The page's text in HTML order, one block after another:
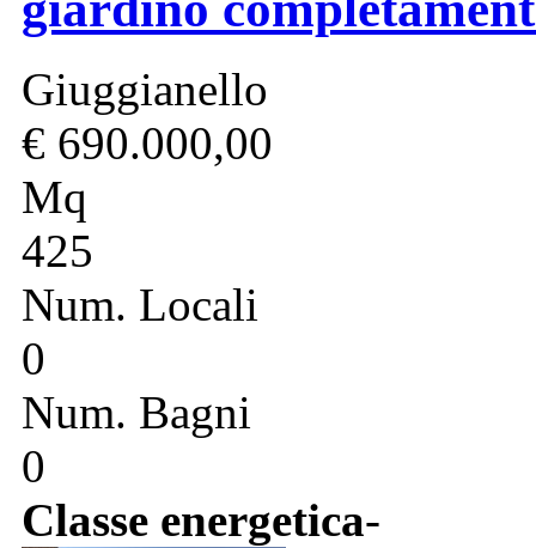
Giuggianello
€ 690.000,00
Mq
425
Num. Locali
0
Num. Bagni
0
Classe energetica-